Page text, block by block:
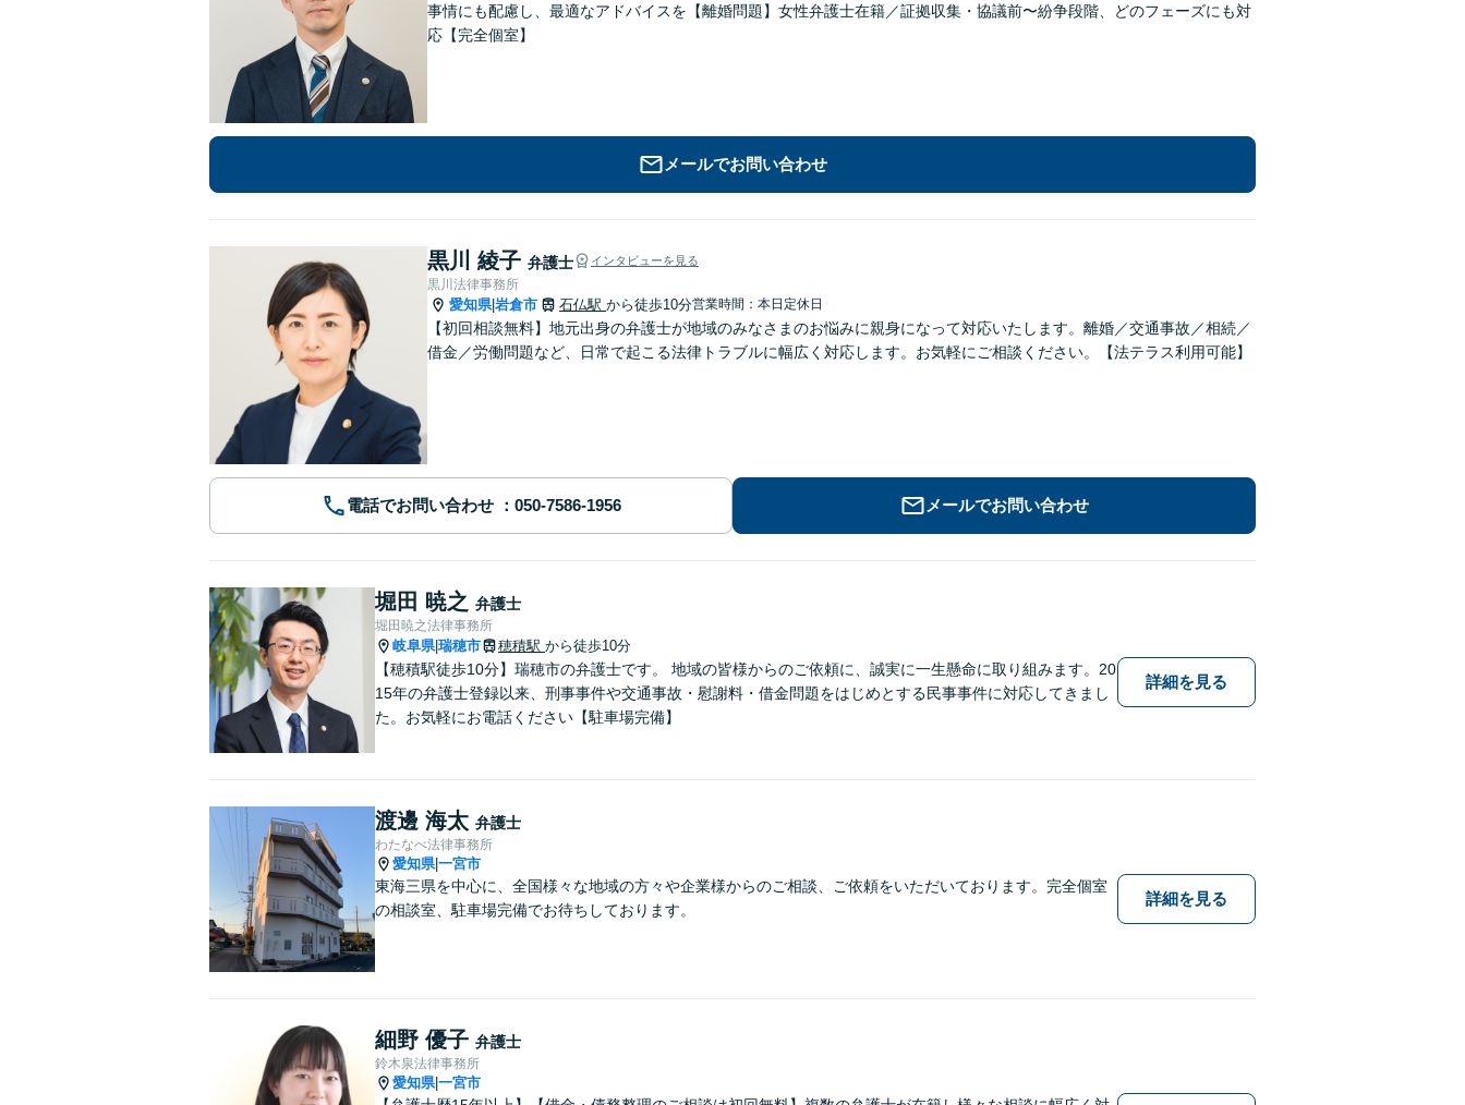
事情にも配慮し、最適なアドバイスを【離婚問題】女性弁護士在籍／証拠収集・協議前〜紛争段階、どのフェーズにも対
応【完全個室】
メールでお問い合わせ
黒川 綾子 弁護士 インタビューを見る
黒川法律事務所
愛知県|岩倉市 石仏駅 から徒歩10分営業時間：本日定休日
【初回相談無料】地元出身の弁護士が地域のみなさまのお悩みに親身になって対応いたします。離婚／交通事故／相続／
借金／労働問題など、日常で起こる法律トラブルに幅広く対応します。お気軽にご相談ください。【法テラス利用可能】
電話でお問い合わせ メールでお問い合わせ
堀田 暁之 弁護士
堀田暁之法律事務所
岐阜県|瑞穂市 穂積駅 から徒歩10分
【穂積駅徒歩10分】瑞穂市の弁護士です。 地域の皆様からのご依頼に、誠実に一生懸命に取り組みます。20
15年の弁護士登録以来、刑事事件や交通事故・慰謝料・借金問題をはじめとする民事事件に対応してきまし
た。お気軽にお電話ください【駐車場完備】
詳細を見る
渡邊 海太 弁護士
わたなべ法律事務所
愛知県|一宮市
東海三県を中心に、全国様々な地域の方々や企業様からのご相談、ご依頼をいただいております。完全個室
の相談室、駐車場完備でお待ちしております。
詳細を見る
細野 優子 弁護士
鈴木泉法律事務所
愛知県|一宮市